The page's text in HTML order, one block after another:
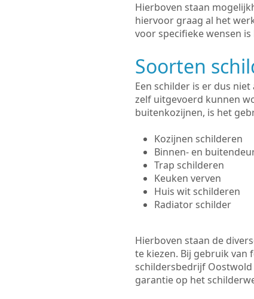
Hierboven staan
hiervoor graag al het
voor specifieke wensen
Soorten
Een schilder is er dus
zelf uitgevoerd kunnen
buitenkozijnen, is het
Kozijnen schilderen
Binnen- en
Trap schilderen
Keuken verven
Huis wit schilderen
Radiator schilder
Hierboven staan de
te kiezen. Bij gebruik van
schildersbedrijf
garantie op het